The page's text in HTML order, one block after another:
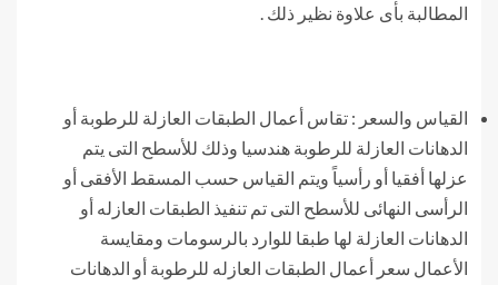
المطالبة بأى علاوة نظير ذلك .
القياس والسعر : تقاس أعمال الطبقات العازلة للرطوبة أو
الدهانات العازلة للرطوبة هندسيا وذلك للأسطح التى يتم
عزلها أفقيا أو رأسياً ويتم القياس حسب المسقط الأفقى أو
الرأسى النهائى للأسطح التى تم تنفيذ الطبقات العازله أو
الدهانات العازلة لها طبقا للوارد بالرسومات ومقايسة
الأعمال سعر أعمال الطبقات العازله للرطوبة أو الدهانات